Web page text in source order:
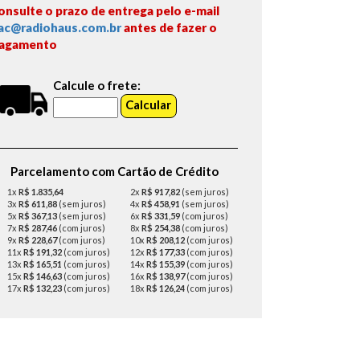
o prazo de entrega pelo e-mail
antes de fazer o
Calcule o frete:
Parcelamento com Cartão de Crédito
1xR$ 1.835,64 2xR$ 917,82 (sem juros)
3xR$ 611,88 (sem juros) 4xR$ 458,91 (sem juros)
5xR$ 367,13 (sem juros) 6xR$ 331,59 (com juros)
7xR$ 287,46 (com juros) 8xR$ 254,38 (com juros)
9xR$ 228,67(com juros) 10xR$ 208,12 (com juros)
11xR$ 191,32 (com juros) 12xR$ 177,33 (com juros)
13xR$ 165,51 (com juros) 14xR$ 155,39 (com juros)
15xR$ 146,63 (com juros) 16xR$ 138,97(com juros)
17xR$ 132,23 (com juros) 18xR$ 126,24 (com juros)